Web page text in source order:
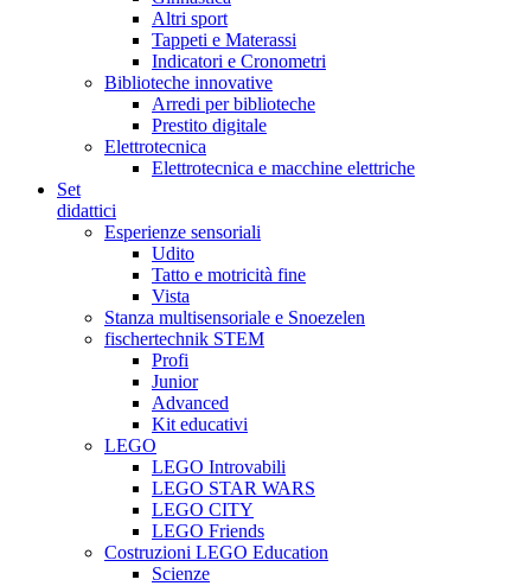
Altri sport
Tappeti e Materassi
Indicatori e Cronometri
Biblioteche innovative
Arredi per biblioteche
Prestito digitale
Elettrotecnica
Elettrotecnica e macchine elettriche
Set
didattici
Esperienze sensoriali
Udito
Tatto e motricità fine
Vista
Stanza multisensoriale e Snoezelen
fischertechnik STEM
Profi
Junior
Advanced
Kit educativi
LEGO
LEGO Introvabili
LEGO STAR WARS
LEGO CITY
LEGO Friends
Costruzioni LEGO Education
Scienze